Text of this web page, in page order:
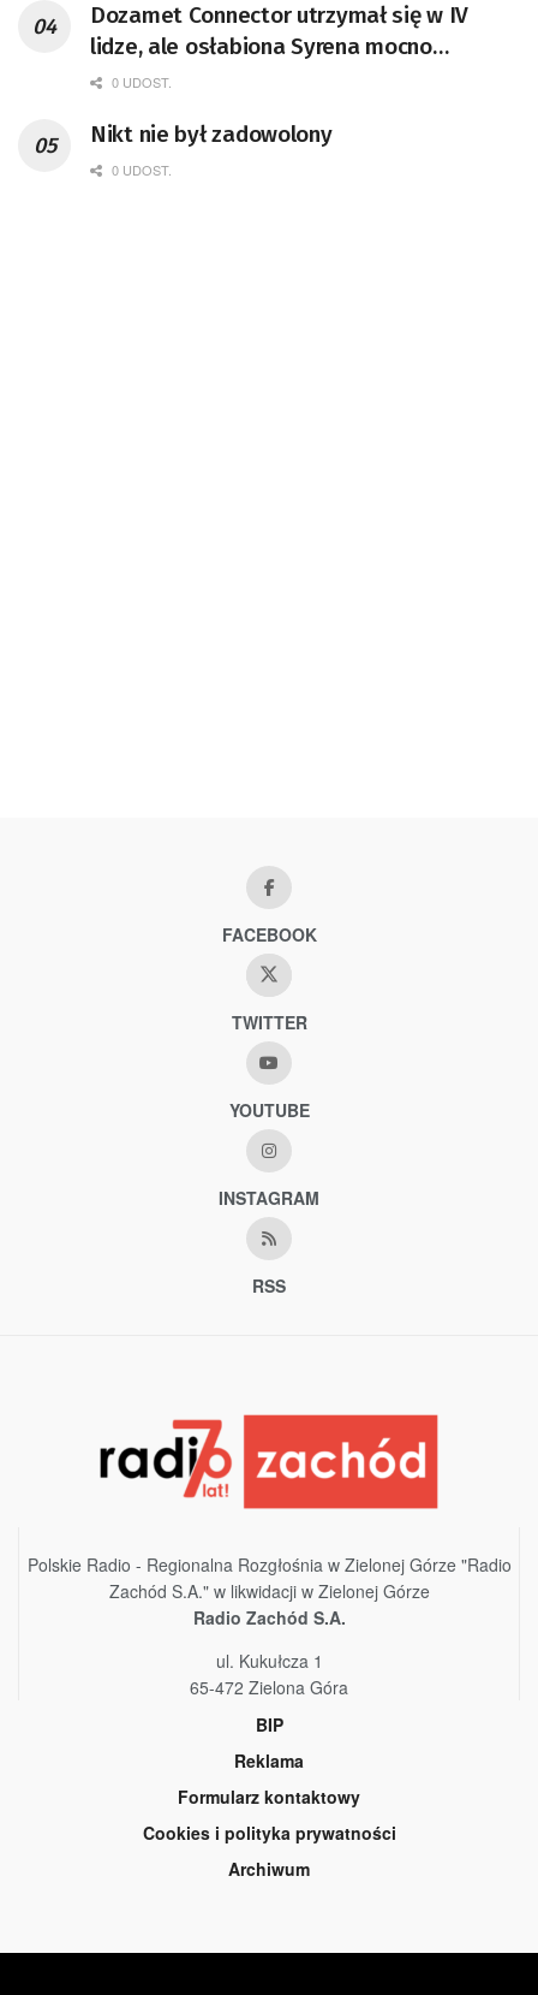
Dozamet Connector utrzymał się w IV
lidze, ale osłabiona Syrena mocno
postraszyła
0 UDOST.
Nikt nie był zadowolony
0 UDOST.
FACEBOOK
TWITTER
YOUTUBE
INSTAGRAM
RSS
Polskie Radio - Regionalna Rozgłośnia w Zielonej Górze "Radio
Zachód S.A." w likwidacji w Zielonej Górze
Radio Zachód S.A.
ul. Kukułcza 1
65-472 Zielona Góra
BIP
Reklama
Formularz kontaktowy
Cookies i polityka prywatności
Archiwum